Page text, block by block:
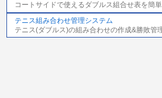
コートサイドで使えるダブルス組合せ表を簡
テニス組み合わせ管理システム
テニス(ダブルス)の組み合わせの作成&勝敗管